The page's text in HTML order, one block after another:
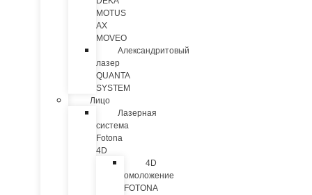
MOTUS
AX
MOVEO
Александритовый
лазер
QUANTA
SYSTEM
Лицо
Лазерная
система
Fotona
4D
4D
омоложение
FOTONA